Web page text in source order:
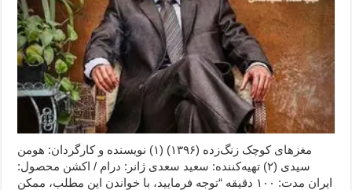
مغزهای کوچک زنگ‌زده (۱۳۹۶) (۱) نویسنده و کارگردان: هومن
سیدی (۲) تهیه‌کننده: سعید سعدی ژانر: درام / اکشن محصول:
ایران مدت: ۱۰۰ دقیقه “توجه فرمایید،‌ با خواندن این مطلب، ممکن